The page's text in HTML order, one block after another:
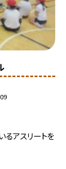
るアスリートを